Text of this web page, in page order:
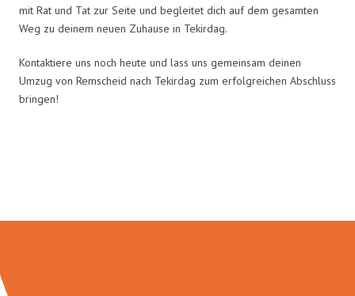
mit Rat und Tat zur Seite und begleitet dich auf dem gesamten
Weg zu deinem neuen Zuhause in Tekirdag.
Kontaktiere uns noch heute und lass uns gemeinsam deinen
Umzug von Remscheid nach Tekirdag zum erfolgreichen Abschluss
bringen!